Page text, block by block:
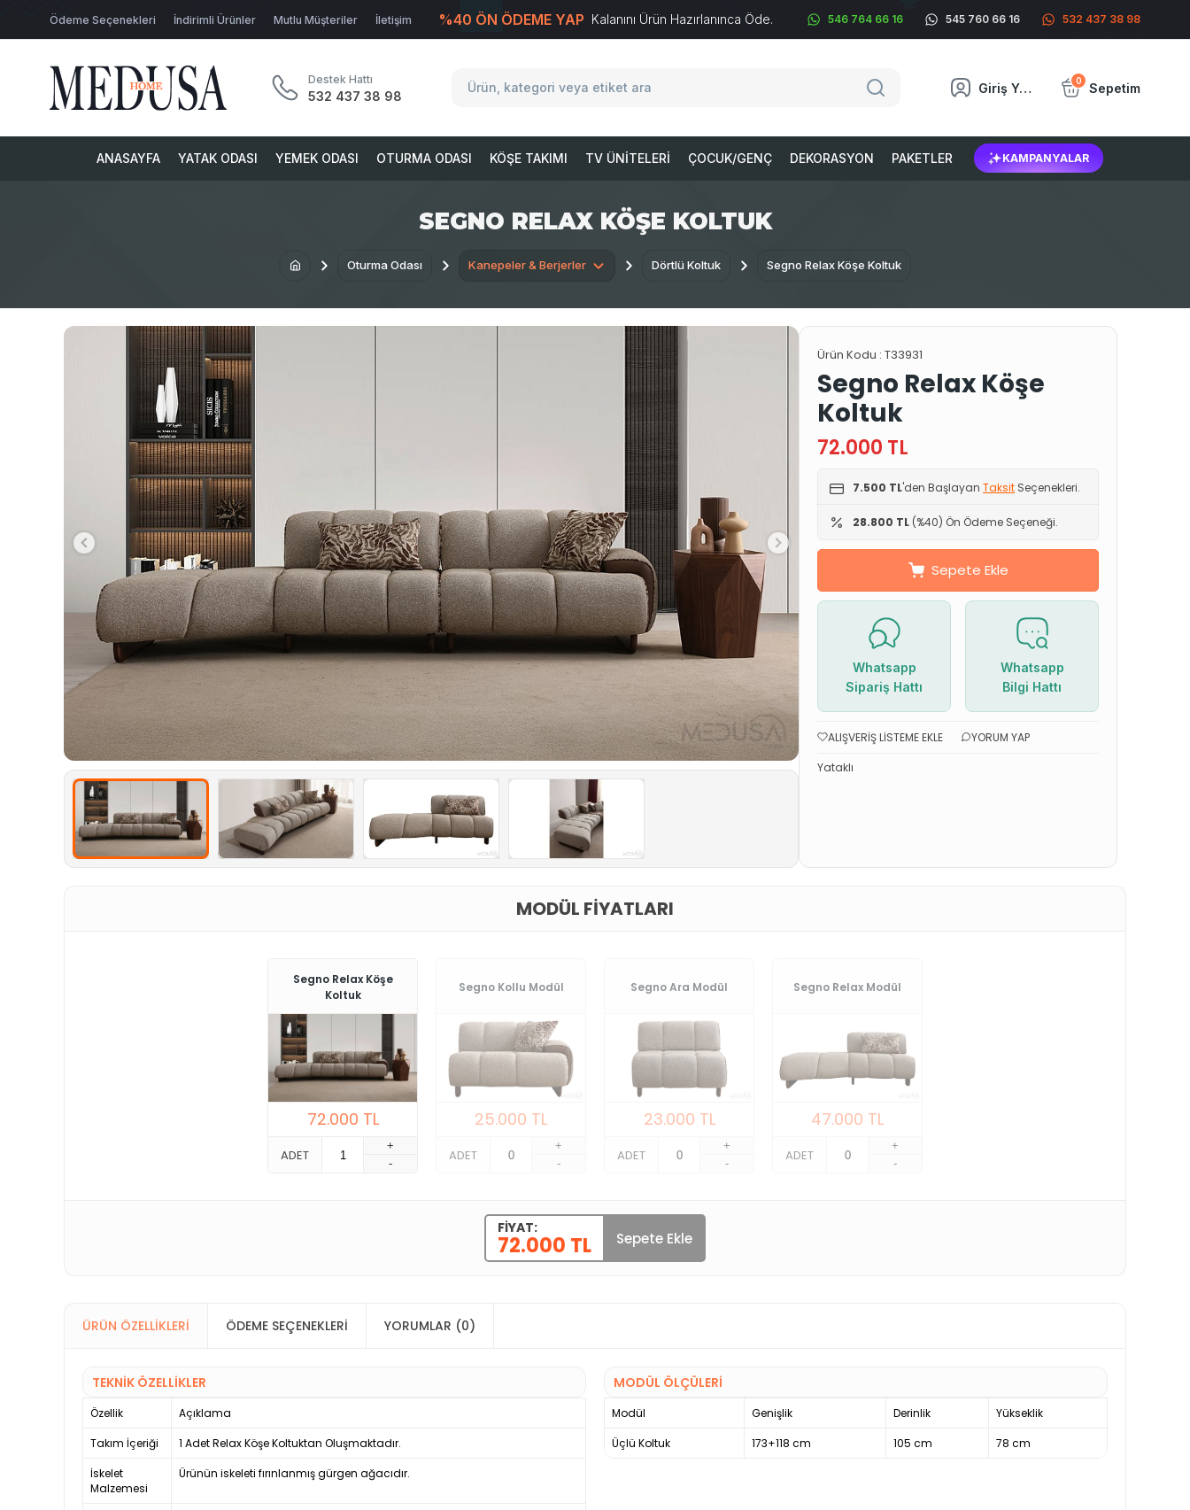
Ödeme Seçenekleri İndirimli Ürünler Mutlu Müşteriler İletişim %40 ÖN ÖDEME YAP Kalanını Ürün Hazırlanınca Öde. 546 764 66 16 545 760 66 16 532 437 38 98
Destek Hattı
532 437 38 98
Giriş Yap 0 Sepetim
ANASAYFA YATAK ODASI YEMEK ODASI OTURMA ODASI KÖŞE TAKIMI TV ÜNITELERI ÇOCUK/GENÇ DEKORASYON PAKETLER KAMPANYALAR
SEGNO RELAX KÖŞE KOLTUK
Oturma Odası Kanepeler & Berjerler Dörtlü Koltuk Segno Relax Köşe Koltuk
Ürün Kodu : T33931
Segno Relax Köşe
Koltuk
72.000 TL
7.500 TL'den Başlayan Taksit Seçenekleri.
28.800 TL (%40) Ön Ödeme Seçeneği.
Sepete Ekle
Whatsapp
Sipariş Hattı
Whatsapp
Bilgi Hattı
ALIŞVERIŞ LISTEME EKLE
YORUM YAP
Yataklı
MODÜL FIYATLARI
Segno Relax Köşe
Koltuk
72.000 TL
ADET
+
-
Segno Kollu Modül
25.000 TL
ADET
+
-
Segno Ara Modül
23.000 TL
ADET
+
-
Segno Relax Modül
47.000 TL
ADET
+
-
FIYAT:
72.000 TL Sepete Ekle
ÜRÜN ÖZELLIKLERI ÖDEME SEÇENEKLERI YORUMLAR (0)
TEKNİK ÖZELLİKLER
Özellik
Açıklama
Takım İçeriği
1 Adet Relax Köşe Koltuktan Oluşmaktadır.
İskelet
Malzemesi
Ürünün iskeleti fırınlanmış gürgen ağacıdır.
MODÜL ÖLÇÜLERİ
Modül Genişlik Derinlik
Yükseklik
Üçlü Koltuk
173+118 cm 105 cm 78 cm
T-Soft E-TicaretSistemleriyle Hazırlanmıştır.